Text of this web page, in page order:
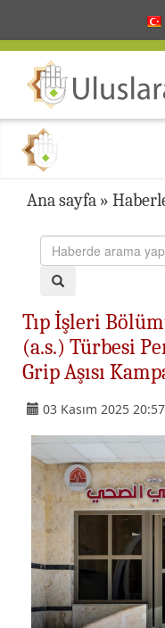
Ana sayfa »
Tıp İşleri
(a.s.) Türbesi
Grip Aşısı
03 Kasım 2025 20:57